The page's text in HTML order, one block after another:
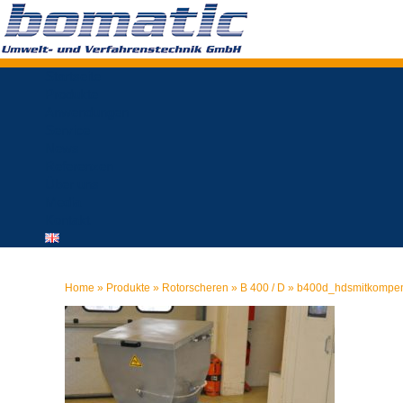
Home » Produkte » Rotorscheren » B 400 / D »